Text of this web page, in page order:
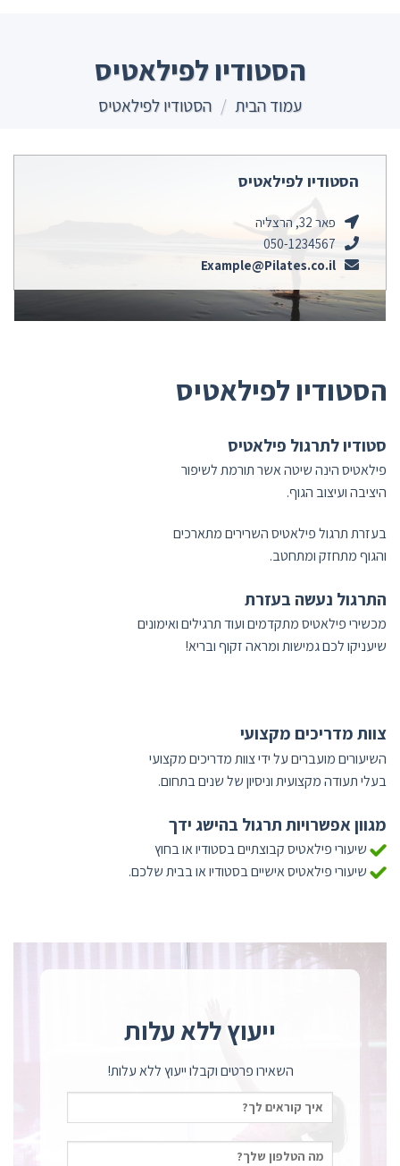
הסטודיו לפילאטיס
עמוד הבית / הסטודיו לפילאטיס
הסטודיו לפילאטיס
פאר 32, הרצליה
050-1234567
Example@Pilates.co.il
הסטודיו לפילאטיס
סטודיו לתרגול פילאטיס
פילאטיס הינה שיטה אשר תורמת לשיפור
היציבה ועיצוב הגוף.
בעזרת תרגול פילאטיס השרירים מתארכים
והגוף מתחזק ומתחטב.
התרגול נעשה בעזרת
מכשירי פילאטיס מתקדמים ועוד תרגילים ואימונים
שיעניקו לכם גמישות ומראה זקוף ובריא!
צוות מדריכים מקצועי
השיעורים מועברים על ידי צוות מדריכים מקצועי
בעלי תעודה מקצועית וניסיון של שנים בתחום.
מגוון אפשרויות תרגול בהישג ידך
שיעורי פילאטיס קבוצתיים בסטודיו או בחוץ
שיעורי פילאטיס אישיים בסטודיו או בבית שלכם.
ייעוץ ללא עלות
השאירו פרטים וקבלו ייעוץ ללא עלות!